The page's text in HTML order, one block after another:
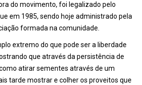
do movimento, foi legalizado pelo
em 1985, sendo hoje administrado pela
formada na comunidade.
extremo do que pode ser a liberdade
que através da persistência de
atirar sementes através de um
tarde mostrar e colher os proveitos que